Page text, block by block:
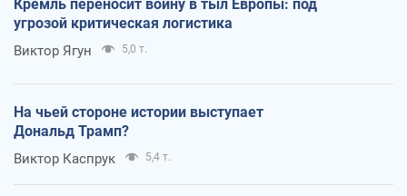
Кремль переносит войну в тыл Европы: под
угрозой критическая логистика
Виктор Ягун 5,0 т.
На чьей стороне истории выступает
Дональд Трамп?
Виктор Каспрук 5,4 т.